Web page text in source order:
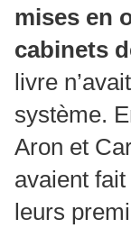
mises en
cabinets
livre
système.
Aron et
avaient
leurs